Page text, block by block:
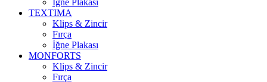
TEXTIMA
Klips & Zincir
Fırça
İğne Plakası
MONFORTS
Klips & Zincir
Fırça